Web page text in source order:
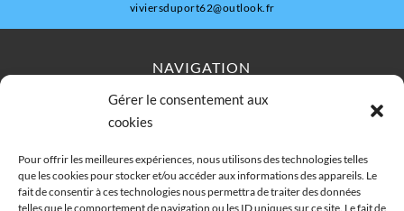
Gérer le consentement aux
cookies
Pour offrir les meilleures expériences, nous utilisons des technologies telles
que les cookies pour stocker et/ou accéder aux informations des appareils. Le
fait de consentir à ces technologies nous permettra de traiter des données
telles que le comportement de navigation ou les ID uniques sur ce site. Le fait de
viviersduport62@outlook.fr
NAVIGATION
Accueil